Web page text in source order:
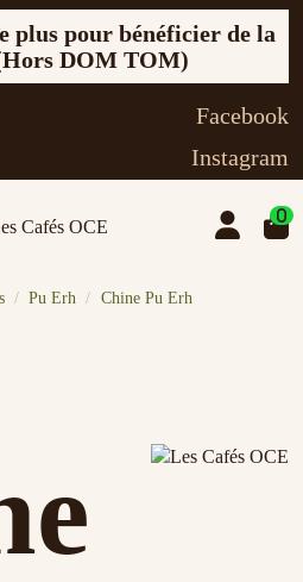
plus pour bénéficier de la
DOM TOM)
Facebook
Instagram
0
Pu Erh Chine Pu Erh